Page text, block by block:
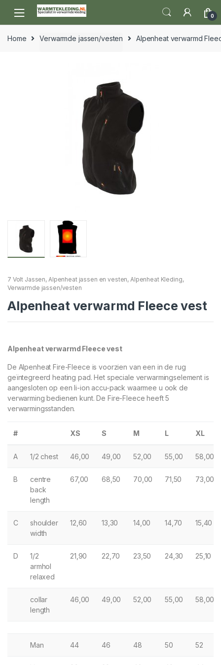
Skip to navigation
Skip to content
0
Home Verwarmde jassen/vesten Alpenheat verwarmd
7 Volt Jassen, Alpenheat jassen en vesten,Alpenheat Kleding,
Verwarmde jassen/vesten
Alpenheat verwarmd Fleece vest
Alpenheat verwarmd Fleece vest
De Alpenheat Fire-Fleece is voorzien van een in de rug
geïntegreerd heating pad. Het speciale verwarmingselement is
aangesloten op een li-ion accu-pack waarmee u ook de
verwarming bedienen kunt. De Fire-Fleece heeft 5
verwarmingsstanden.
# XS S M L XL
A 1/2 chest 46,00 49,00 52,00 55,00 58,00
B
centre
back
length
67,00 68,50 70,00 71,50 73,00
C
shoulder
width
12,60 13,30 14,00 14,70 15,40
D
1/2
armhol
relaxed
21,90 22,70 23,50 24,30 25,10
collar
length
46,00 49,00 52,00 55,00 58,00
Man 44 46 48 50 52